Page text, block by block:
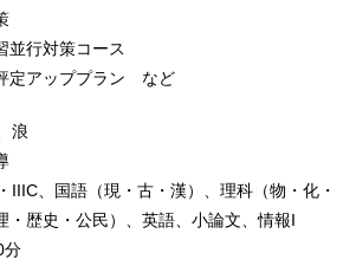
並行対策コース
定アッププラン など
浪
IIIC、国語（現・古・漢）、理科（物・化・
・歴史・公民）、英語、小論文、情報I
分